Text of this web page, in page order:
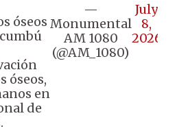
óseos
óseos,
en
de
—
Monumental
AM 1080
(@AM_1080)
July
8,
2026